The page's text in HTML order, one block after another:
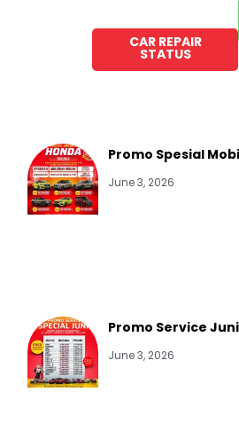
CAR REPAIR
STATUS
Promo Spesial
June 3, 2026
Promo Service
June 3, 2026